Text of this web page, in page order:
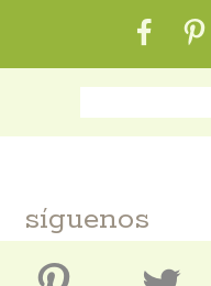
síguenos